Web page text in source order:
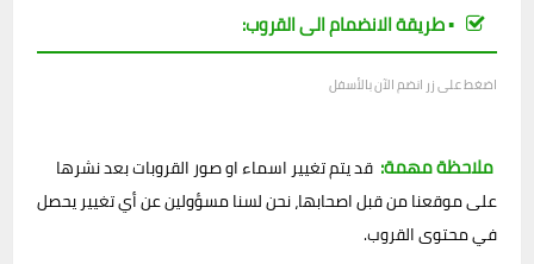
▪︎ طريقة الانضمام الى القروب:
اضغط على زر انضم الآن بالأسفل
ملاحظة مهمة: قد يتم تغيير اسماء او صور القروبات بعد نشرها
على موقعنا من قبل اصحابها، نحن لسنا مسؤولين عن أي تغيير يحصل
في محتوى القروب.